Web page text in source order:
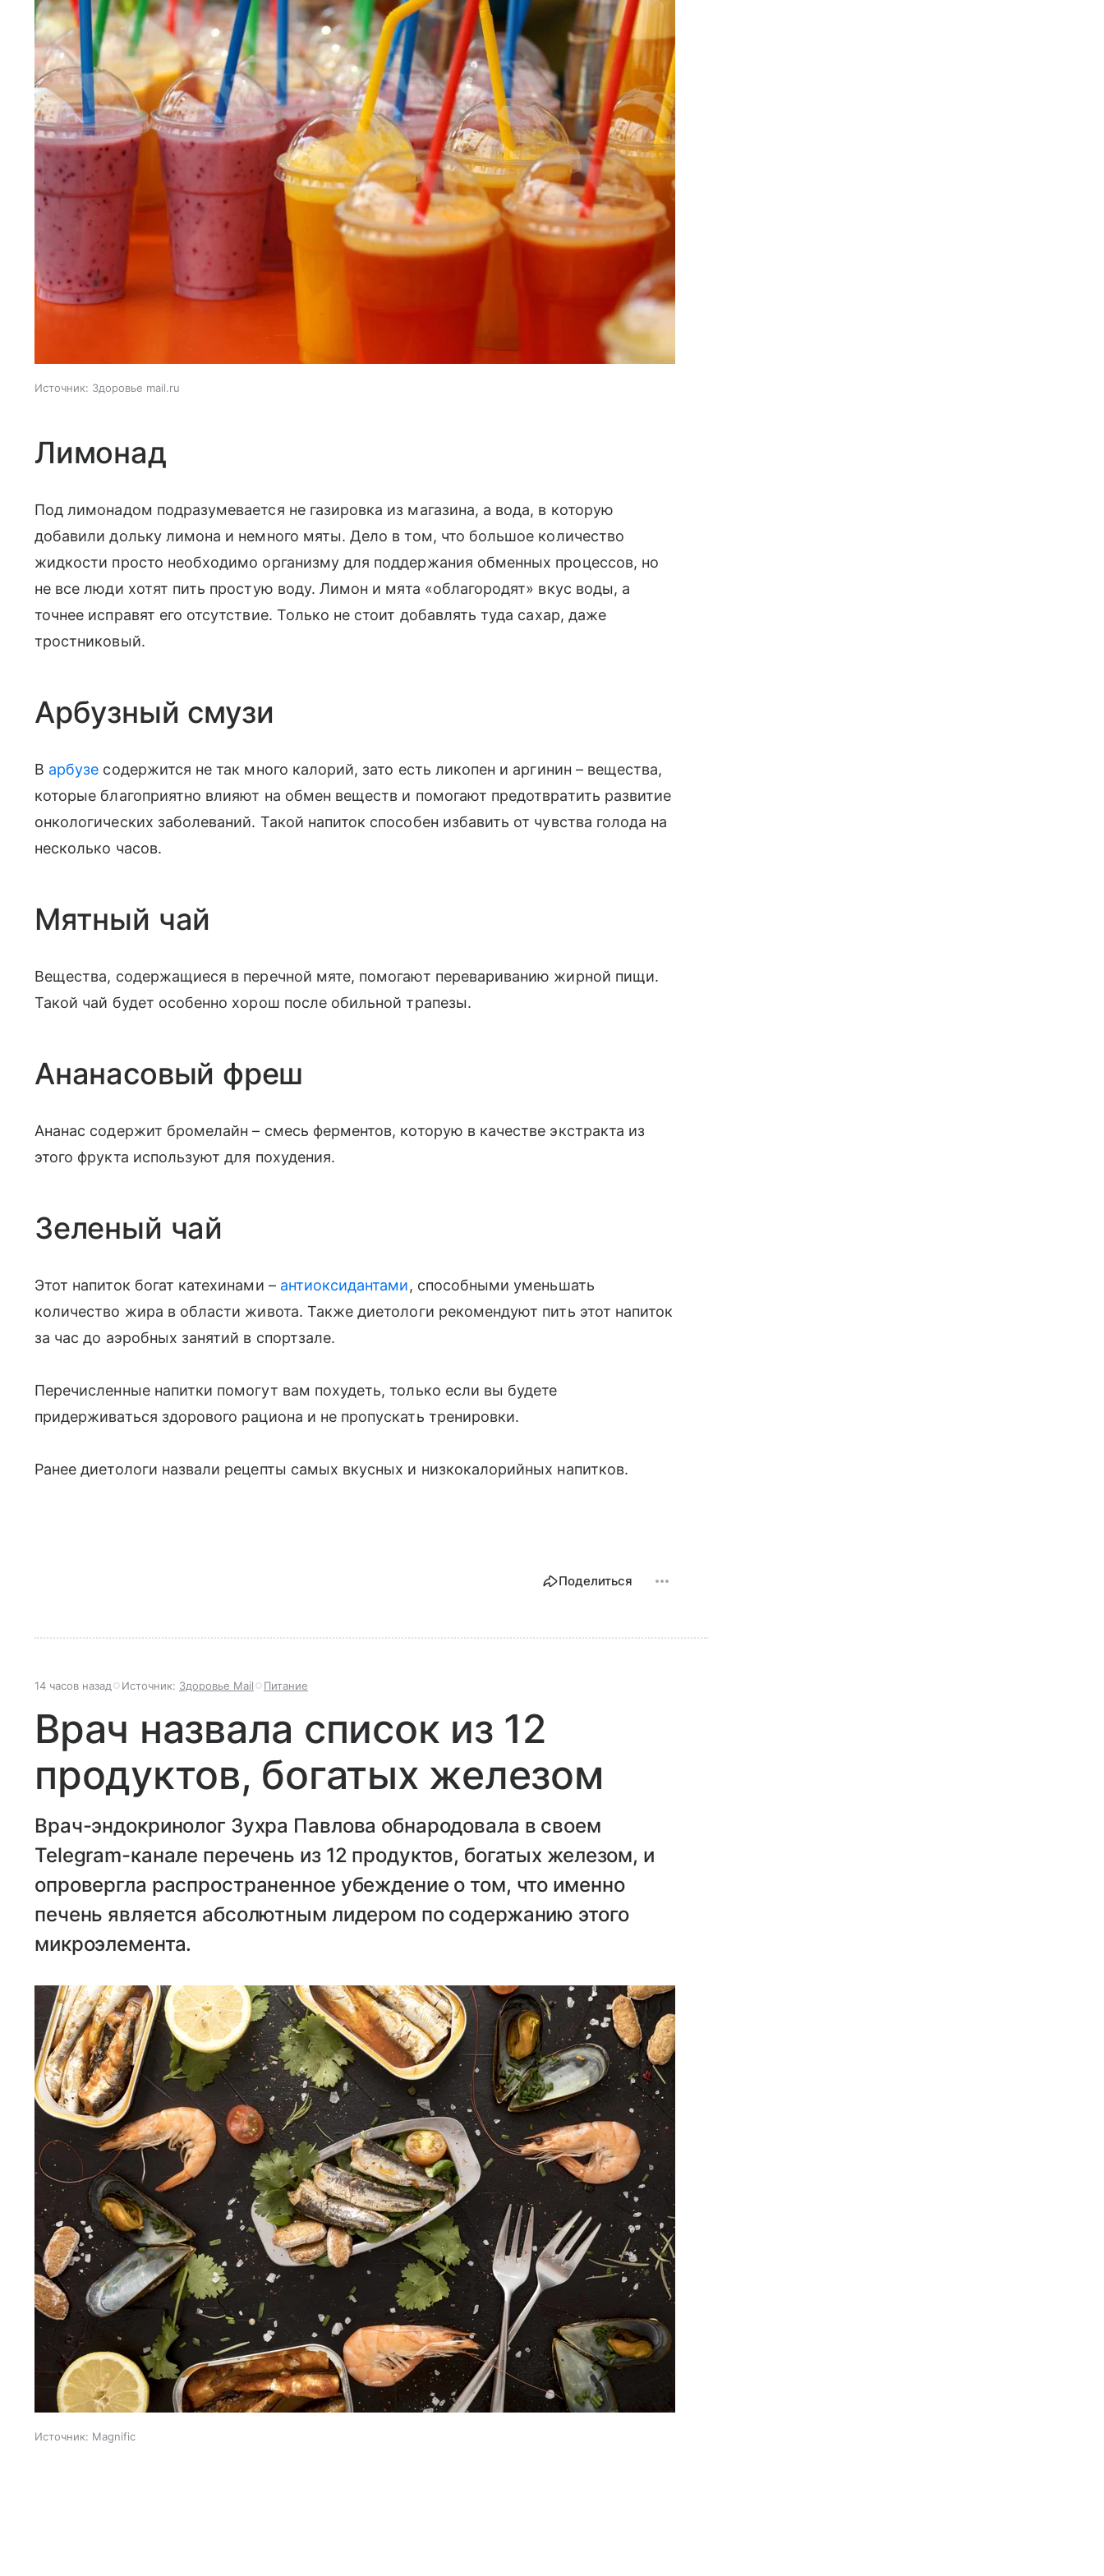
Источник: Здоровье mail.ru
Лимонад
Под лимонадом подразумевается не газировка из магазина, а вода, в которую
добавили дольку лимона и немного мяты. Дело в том, что большое количество
жидкости просто необходимо организму для поддержания обменных процессов, но
не все люди хотят пить простую воду. Лимон и мята «облагородят» вкус воды, а
точнее исправят его отсутствие. Только не стоит добавлять туда сахар, даже
тростниковый.
Арбузный смузи
В арбузе содержится не так много калорий, зато есть ликопен и аргинин – вещества,
которые благоприятно влияют на обмен веществ и помогают предотвратить развитие
онкологических заболеваний. Такой напиток способен избавить от чувства голода на
несколько часов.
Мятный чай
Вещества, содержащиеся в перечной мяте, помогают перевариванию жирной пищи.
Такой чай будет особенно хорош после обильной трапезы.
Ананасовый фреш
Ананас содержит бромелайн – смесь ферментов, которую в качестве экстракта из
этого фрукта используют для похудения.
Зеленый чай
Этот напиток богат катехинами – антиоксидантами, способными уменьшать
количество жира в области живота. Также диетологи рекомендуют пить этот напиток
за час до аэробных занятий в спортзале.
Перечисленные напитки помогут вам похудеть, только если вы будете
придерживаться здорового рациона и не пропускать тренировки.
Ранее диетологи назвали рецепты самых вкусных и низкокалорийных напитков.
Поделиться
14 часов назад Источник: Здоровье Mail Питание
Врач назвала список из 12
продуктов, богатых железом
Врач-эндокринолог Зухра Павлова обнародовала в своем
Telegram-канале перечень из 12 продуктов, богатых железом, и
опровергла распространенное убеждение о том, что именно
печень является абсолютным лидером по содержанию этого
микроэлемента.
Источник: Magnific